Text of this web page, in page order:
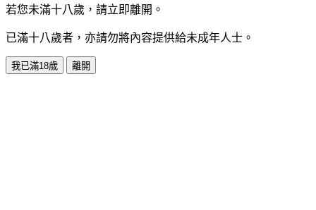
若您未滿十八歲，請立即離開。
已滿十八歲者，亦請勿將內容提供給未成年人士。
我已滿18歲 離開